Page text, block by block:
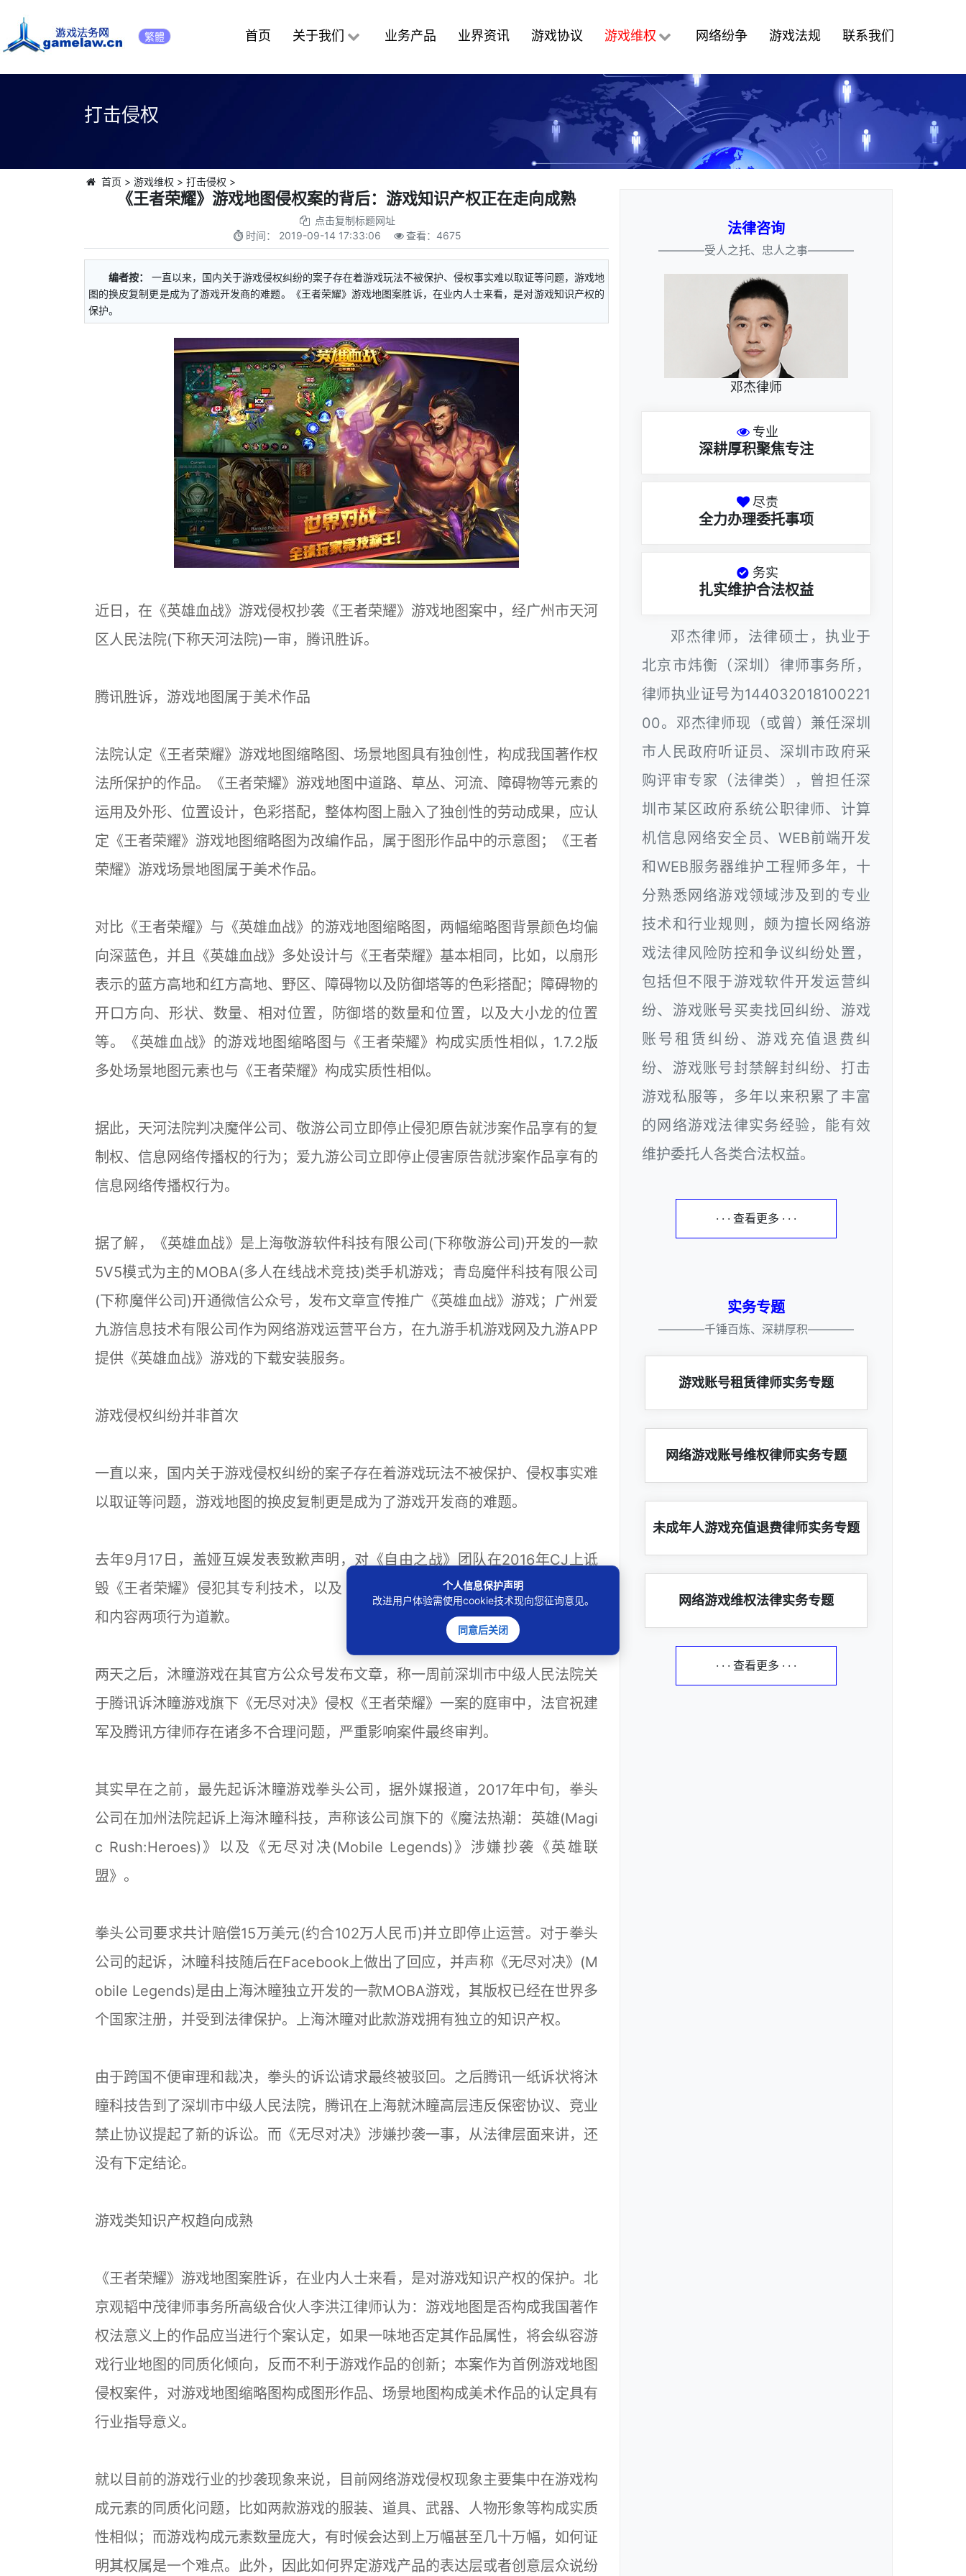
繁體 首页 关于我们 业务产品 业界资讯 游戏协议 游戏维权 网络纷争 游戏法规 联系我们
打击侵权
首页 > 游戏维权 > 打击侵权 >
《王者荣耀》游戏地图侵权案的背后：游戏知识产权正在走向成熟
点击复制标题网址
时间： 2019-09-14 17:33:06 查看：4675
编者按：
一直以来，国内关于游戏侵权纠纷的案子存在着游戏玩法不被保护、侵权事实难以取证等问题，游戏地
图的换皮复制更是成为了游戏开发商的难题。《王者荣耀》游戏地图案胜诉，在业内人士来看，是对游戏知识产权的
保护。
近日，在《英雄血战》游戏侵权抄袭《王者荣耀》游戏地图案中，经广州市天河
区人民法院(下称天河法院)一审，腾讯胜诉。
腾讯胜诉，游戏地图属于美术作品
法院认定《王者荣耀》游戏地图缩略图、场景地图具有独创性，构成我国著作权
法所保护的作品。《王者荣耀》游戏地图中道路、草丛、河流、障碍物等元素的
运用及外形、位置设计，色彩搭配，整体构图上融入了独创性的劳动成果，应认
定《王者荣耀》游戏地图缩略图为改编作品，属于图形作品中的示意图；《王者
荣耀》游戏场景地图属于美术作品。
对比《王者荣耀》与《英雄血战》的游戏地图缩略图，两幅缩略图背景颜色均偏
向深蓝色，并且《英雄血战》多处设计与《王者荣耀》基本相同，比如，以扇形
表示的蓝方高地和红方高地、野区、障碍物以及防御塔等的色彩搭配；障碍物的
开口方向、形状、数量、相对位置，防御塔的数量和位置，以及大小龙的位置
等。《英雄血战》的游戏地图缩略图与《王者荣耀》构成实质性相似，1.7.2版
多处场景地图元素也与《王者荣耀》构成实质性相似。
据此，天河法院判决魔伴公司、敬游公司立即停止侵犯原告就涉案作品享有的复
制权、信息网络传播权的行为；爱九游公司立即停止侵害原告就涉案作品享有的
信息网络传播权行为。
据了解，《英雄血战》是上海敬游软件科技有限公司(下称敬游公司)开发的一款
5V5模式为主的MOBA(多人在线战术竞技)类手机游戏；青岛魔伴科技有限公司
(下称魔伴公司)开通微信公众号，发布文章宣传推广《英雄血战》游戏；广州爱
九游信息技术有限公司作为网络游戏运营平台方，在九游手机游戏网及九游APP
提供《英雄血战》游戏的下载安装服务。
游戏侵权纠纷并非首次
一直以来，国内关于游戏侵权纠纷的案子存在着游戏玩法不被保护、侵权事实难
以取证等问题，游戏地图的换皮复制更是成为了游戏开发商的难题。
去年9月17日，盖娅互娱发表致歉声明，对《自由之战》团队在2016年CJ上诋
毁《王者荣耀》侵犯其专利技术，以及《自由之战2》中使用了后者的游戏元素
和内容两项行为道歉。
两天之后，沐瞳游戏在其官方公众号发布文章，称一周前深圳市中级人民法院关
于腾讯诉沐瞳游戏旗下《无尽对决》侵权《王者荣耀》一案的庭审中，法官祝建
军及腾讯方律师存在诸多不合理问题，严重影响案件最终审判。
其实早在之前，最先起诉沐瞳游戏拳头公司，据外媒报道，2017年中旬，拳头
公司在加州法院起诉上海沐瞳科技，声称该公司旗下的《魔法热潮：英雄(Magi
c Rush:Heroes)》以及《无尽对决(Mobile Legends)》涉嫌抄袭《英雄联
盟》。
拳头公司要求共计赔偿15万美元(约合102万人民币)并立即停止运营。对于拳头
公司的起诉，沐瞳科技随后在Facebook上做出了回应，并声称《无尽对决》(M
obile Legends)是由上海沐瞳独立开发的一款MOBA游戏，其版权已经在世界多
个国家注册，并受到法律保护。上海沐瞳对此款游戏拥有独立的知识产权。
由于跨国不便审理和裁决，拳头的诉讼请求最终被驳回。之后腾讯一纸诉状将沐
瞳科技告到了深圳市中级人民法院，腾讯在上海就沐瞳高层违反保密协议、竞业
禁止协议提起了新的诉讼。而《无尽对决》涉嫌抄袭一事，从法律层面来讲，还
没有下定结论。
游戏类知识产权趋向成熟
《王者荣耀》游戏地图案胜诉，在业内人士来看，是对游戏知识产权的保护。北
京观韬中茂律师事务所高级合伙人李洪江律师认为：游戏地图是否构成我国著作
权法意义上的作品应当进行个案认定，如果一味地否定其作品属性，将会纵容游
戏行业地图的同质化倾向，反而不利于游戏作品的创新；本案作为首例游戏地图
侵权案件，对游戏地图缩略图构成图形作品、场景地图构成美术作品的认定具有
行业指导意义。
就以目前的游戏行业的抄袭现象来说，目前网络游戏侵权现象主要集中在游戏构
成元素的同质化问题，比如两款游戏的服装、道具、武器、人物形象等构成实质
性相似；而游戏构成元素数量庞大，有时候会达到上万幅甚至几十万幅，如何证
明其权属是一个难点。此外，因此如何界定游戏产品的表达层或者创意层众说纷
法律咨询
————受人之托、忠人之事————
邓杰律师
专业
深耕厚积聚焦专注
尽责
全力办理委托事项
务实
扎实维护合法权益
邓杰律师，法律硕士，执业于
北京市炜衡（深圳）律师事务所，
律师执业证号为144032018100221
00。邓杰律师现（或曾）兼任深圳
市人民政府听证员、深圳市政府采
购评审专家（法律类），曾担任深
圳市某区政府系统公职律师、计算
机信息网络安全员、WEB前端开发
和WEB服务器维护工程师多年，十
分熟悉网络游戏领域涉及到的专业
技术和行业规则，颇为擅长网络游
戏法律风险防控和争议纠纷处置，
包括但不限于游戏软件开发运营纠
纷、游戏账号买卖找回纠纷、游戏
账号租赁纠纷、游戏充值退费纠
纷、游戏账号封禁解封纠纷、打击
游戏私服等，多年以来积累了丰富
的网络游戏法律实务经验，能有效
维护委托人各类合法权益。
· · · 查看更多 · · ·
实务专题
————千锤百炼、深耕厚积————
游戏账号租赁律师实务专题
网络游戏账号维权律师实务专题
未成年人游戏充值退费律师实务专题
网络游戏维权法律实务专题
· · · 查看更多 · · ·
个人信息保护声明
改进用户体验需使用cookie技术现向您征询意见。
同意后关闭